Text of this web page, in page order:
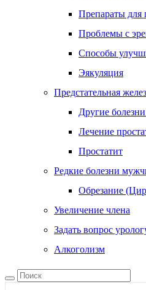
Препараты для
Проблемы с
Способы
Эякуляция
Предстательная
Другие
Лечение
Простатит
Редкие болезни
Обрезание
Увеличение члена
Задать вопрос
Алкоголизм